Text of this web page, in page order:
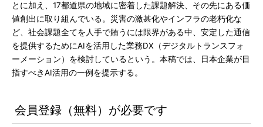
とに加え、17都道県の地域に密着した課題解決、その先にある価
値創出に取り組んでいる。災害の激甚化やインフラの老朽化な
ど、社会課題全てを人手で賄うには限界がある中、安定した通信
を提供するためにAIを活用した業務DX（デジタルトランスフォ
ーメーション）を検討しているという。本稿では、日本企業が目
指すべきAI活用の一例を提示する。
会員登録（無料）が必要です